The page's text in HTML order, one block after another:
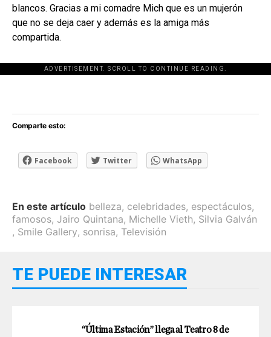
blancos. Gracias a mi comadre Mich que es un mujerón
que no se deja caer y además es la amiga más
compartida.
ADVERTISEMENT. SCROLL TO CONTINUE READING.
[adsforwp id="243463"]
Comparte esto:
Facebook Twitter WhatsApp
En este artículo belleza, celebridades, espectáculos,
famosos, Jairo Quintana, Michelle Vieth, Silvia Galván
, Smile Gallery, sonrisa, Televisión
TE PUEDE INTERESAR
“Última Estación” llega al Teatro 8 de